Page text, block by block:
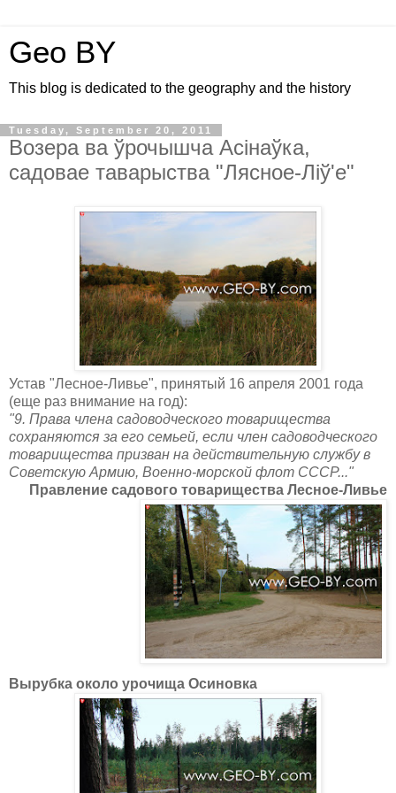
Geo BY
This blog is dedicated to the geography and the history
Tuesday, September 20, 2011
Возера ва ўрочышча Асінаўка,
садовае таварыства "Лясное-Ліў'е"
Устав "Лесное-Ливье", принятый 16 апреля 2001 года
(еще раз внимание на год):
"9. Права члена садоводческого товарищества
сохраняются за его семьей, если член садоводческого
товарищества призван на действительную службу в
Советскую Армию, Военно-морской флот СССР..."
Правление садового товарищества Лесное-Ливье
Вырубка около урочища Осиновка